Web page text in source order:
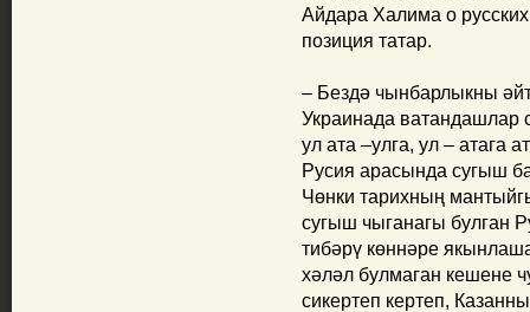
Айдара Халима о
позиция татар.
– Бездә чынбарлыкны
Украинада
ул ата –улга, ул – атага
Русия арасында сугыш
Чөнки тарихның
сугыш чыганагы булган
тибәрү көннәре
хәләл булмаган кешене
сикертеп кертеп,